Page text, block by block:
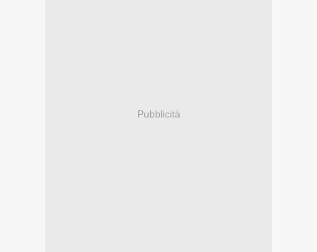
Pubblicità